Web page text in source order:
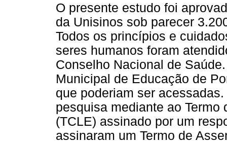
O presente estudo foi
da Unisinos sob parecer
Todos os princípios e
seres humanos foram
Conselho Nacional de
Municipal de Educação de
que poderiam ser
pesquisa mediante ao
(TCLE) assinado por um
assinaram um Termo de